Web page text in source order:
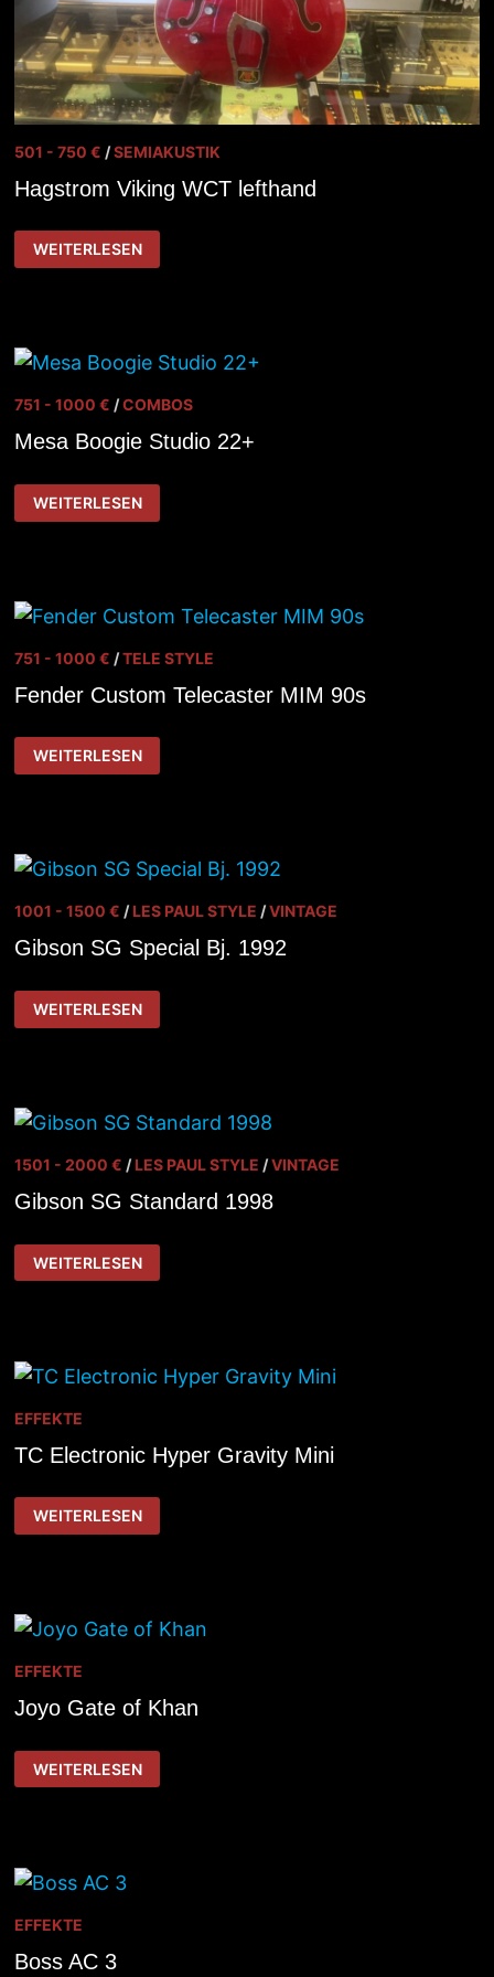
501 - 750 € /SEMIAKUSTIK
Hagstrom Viking WCT lefthand
HAGSTROM
VIKING
WCT
WEITERLESEN
751 - 1000 € /COMBOS
Mesa Boogie Studio 22+
MESA
BOOGIE
STUDIO
WEITERLESEN
751 - 1000 € /TELE STYLE
Fender Custom Telecaster MIM 90s
FENDER
CUSTOM
TELECASTER
WEITERLESEN
1001 - 1500 € /LES PAUL STYLE /VINTAGE
Gibson SG Special Bj. 1992
GIBSON
SG
SPECIAL
WEITERLESEN
1501 - 2000 € /LES PAUL STYLE /VINTAGE
Gibson SG Standard 1998
GIBSON
SG
STANDARD
WEITERLESEN
EFFEKTE
TC Electronic Hyper Gravity Mini
TC
ELECTRONIC
HYPER
WEITERLESEN
EFFEKTE
Joyo Gate of Khan
JOYO
GATE
OF
WEITERLESEN
EFFEKTE
Boss AC 3